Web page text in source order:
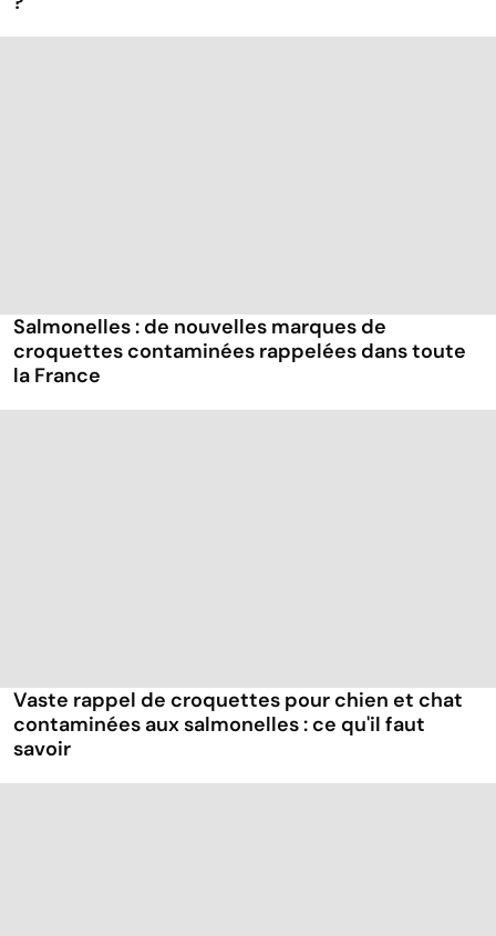
Salmonelles : de nouvelles marques de
croquettes contaminées rappelées dans toute
la France
Vaste rappel de croquettes pour chien et chat
contaminées aux salmonelles : ce qu'il faut
savoir